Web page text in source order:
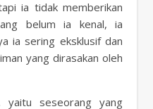
ia tidak memberikan
belum ia kenal, ia
ia sering eksklusif dan
yang dirasakan oleh
yaitu seseorang yang